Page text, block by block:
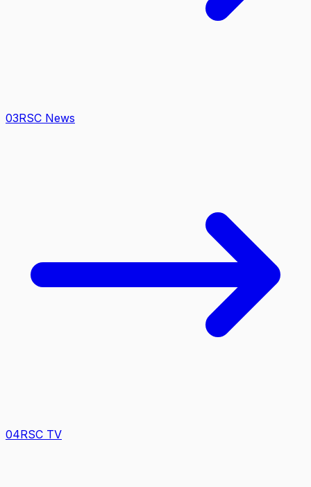
03RSC News
04RSC TV